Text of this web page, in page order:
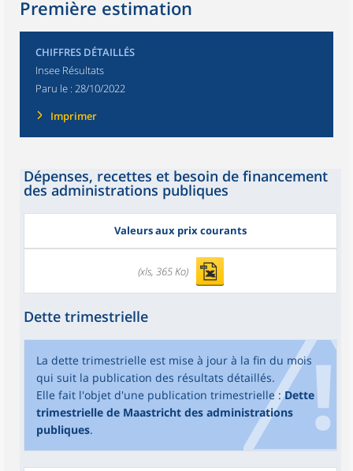
Première estimation
CHIFFRES DÉTAILLÉS
Insee Résultats
Paru le : 28/10/2022
Imprimer
Dépenses, recettes et besoin de financement
des administrations publiques
Valeurs aux prix courants
(xls, 365 Ko)
Dette trimestrielle
La dette trimestrielle est mise à jour à la fin du mois
qui suit la publication des résultats détaillés.
Elle fait l'objet d'une publication trimestrielle :Dette
trimestrielle de Maastricht des administrations
publiques.